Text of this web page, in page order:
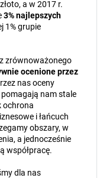
a w 2017 r.
3% najlepszych
1% grupie
zrównoważonego
ocenione przez
nas oceny
nam stale
ochrona
i łańcuch
obszary, w
a jednocześnie
współpracę.
dla nas